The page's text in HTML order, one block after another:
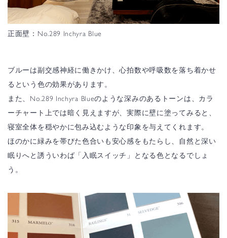
正面壁：No.289 Inchyra Blue
ブルーは副交感神経に働きかけ、心拍数や呼吸数を落ち着かせ
るという色の効果があります。
また、No.289 Inchyra Blueのような深みのあるトーンは、カラ
ーチャート上では暗く見えますが、実際に壁に塗ってみると、
寝室全体を穏やかに包み込むような印象を与えてくれます。
ほのかに緑みを帯びた色合いも安心感をもたらし、自然と深い
眠りへと誘ういわば「入眠スイッチ」となる色となるでしょ
う。